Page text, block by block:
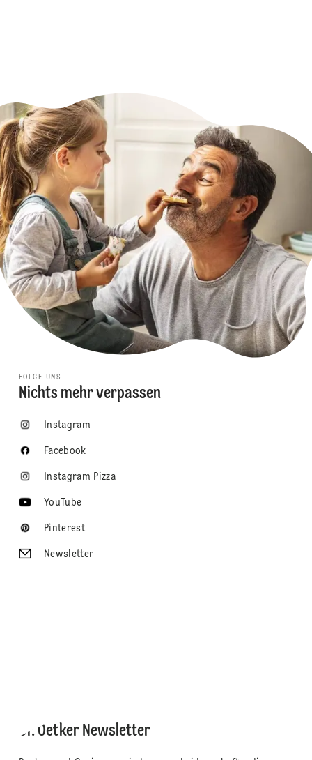
FOLGE UNS
Nichts mehr verpassen
Instagram
Facebook
Instagram Pizza
YouTube
Pinterest
Newsletter
Dr. Oetker Newsletter